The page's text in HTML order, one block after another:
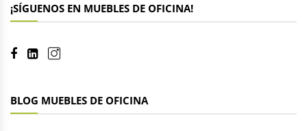
¡SÍGUENOS EN MUEBLES DE OFICINA!
BLOG MUEBLES DE OFICINA